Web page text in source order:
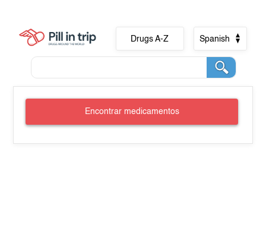
Drugs A-Z Spanish
Encontrar medicamentos